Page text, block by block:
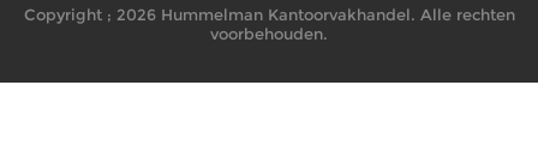
Copyright ; 2026 Hummelman Kantoorvakhandel. Alle rechten
voorbehouden.